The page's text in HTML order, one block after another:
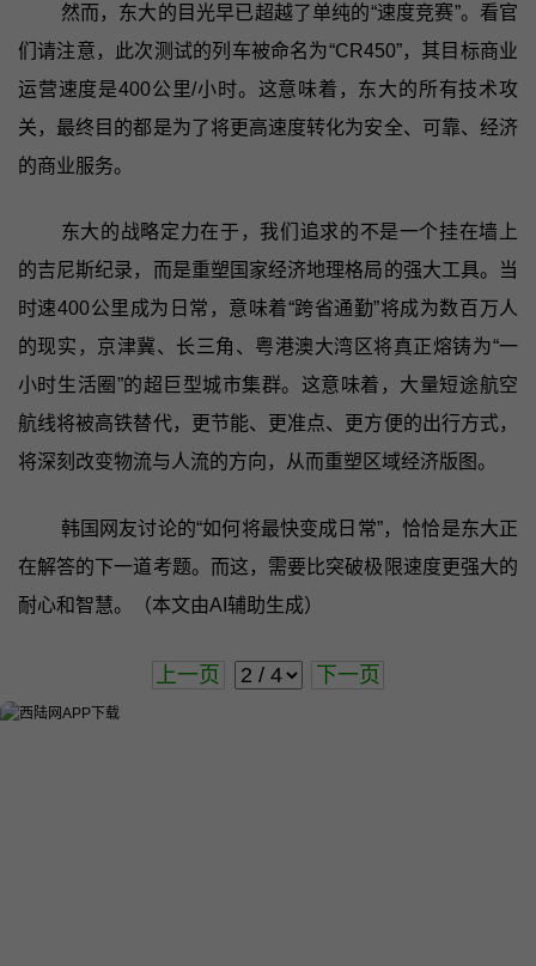
然而，东大的目光早已超越了单纯的“速度竞赛”。看官
们请注意，此次测试的列车被命名为“CR450”，其目标商业
运营速度是400公里/小时。这意味着，东大的所有技术攻
关，最终目的都是为了将更高速度转化为安全、可靠、经济
的商业服务。
东大的战略定力在于，我们追求的不是一个挂在墙上
的吉尼斯纪录，而是重塑国家经济地理格局的强大工具。当
时速400公里成为日常，意味着“跨省通勤”将成为数百万人
的现实，京津冀、长三角、粤港澳大湾区将真正熔铸为“一
小时生活圈”的超巨型城市集群。这意味着，大量短途航空
航线将被高铁替代，更节能、更准点、更方便的出行方式，
将深刻改变物流与人流的方向，从而重塑区域经济版图。
韩国网友讨论的“如何将最快变成日常”，恰恰是东大正
在解答的下一道考题。而这，需要比突破极限速度更强大的
耐心和智慧。（本文由AI辅助生成）
上一页 下一页